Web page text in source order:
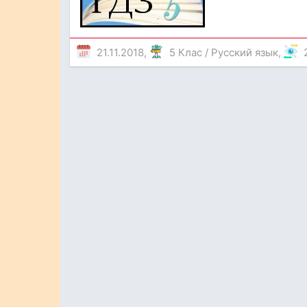
21.11.2018, 5 Клас / Русский язык,